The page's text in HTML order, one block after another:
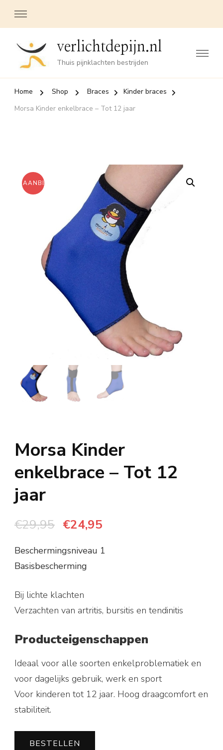
verlichtdepijn.nl
Thuis pijnklachten bestrijden
Home Shop Braces
Kinder braces
Morsa Kinder enkelbrace – Tot 12 jaar
AANBIEDING!
Morsa Kinder
enkelbrace – Tot 12
jaar
€29,95 Oorspronkelijke
was:
€29,95.
€24,95
Beschermingsniveau 1
Basisbescherming
Bij lichte klachten
Verzachten van artritis, bursitis en tendinitis
Producteigenschappen
Ideaal voor alle soorten enkelproblematiek en
voor dagelijks gebruik, werk en sport
Voor kinderen tot 12 jaar. Hoog draagcomfort en
stabiliteit.
BESTELLEN